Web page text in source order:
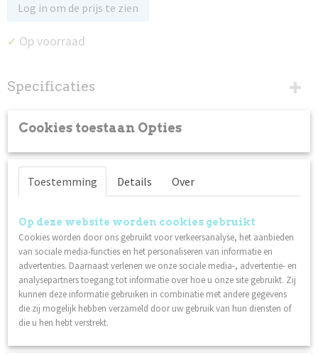
Log in om de prijs te zien
✓ Op voorraad
Specificaties
98051
Omschrijving
Was je handen met water en zeep.
Vijl en vorm de vrije rand van de nagel met een nagelvijl
Duw de nagelriem voorzichting terug met een (metalen)
bokkepootje.
Maak de nagelplaat schoon met Scrub. Zorg ervoor dat je
de nagelplaat na deze stap niet aanraakt.
Breng een dunne laag Nagellak Base Coat aan. Laat 1,5 - 2
minuten drogen.
Breng een dunne laag Lilli Nails Nagellak naar keuze aan.
Cookies toestaan Opties
Toestemming Details Over
Op deze website worden cookies gebruikt
Cookies worden door ons gebruikt voor verkeersanalyse, het aanbieden
van sociale media-functies en het personaliseren van informatie en
advertenties. Daarnaast verlenen we onze sociale media-, advertentie- en
analysepartners toegang tot informatie over hoe u onze site gebruikt. Zij
kunnen deze informatie gebruiken in combinatie met andere gegevens
die zij mogelijk hebben verzameld door uw gebruik van hun diensten of
die u hen hebt verstrekt.